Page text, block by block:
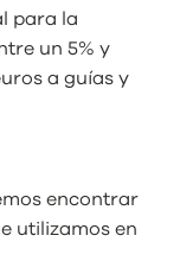
para la
un 5% y
a guías y
encontrar
utilizamos en